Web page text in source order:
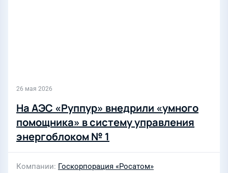
26 мая 2026
На АЭС «Руппур» внедрили «умного
помощника» в систему управления
энергоблоком № 1
Компании Госкорпорация «Росатом»